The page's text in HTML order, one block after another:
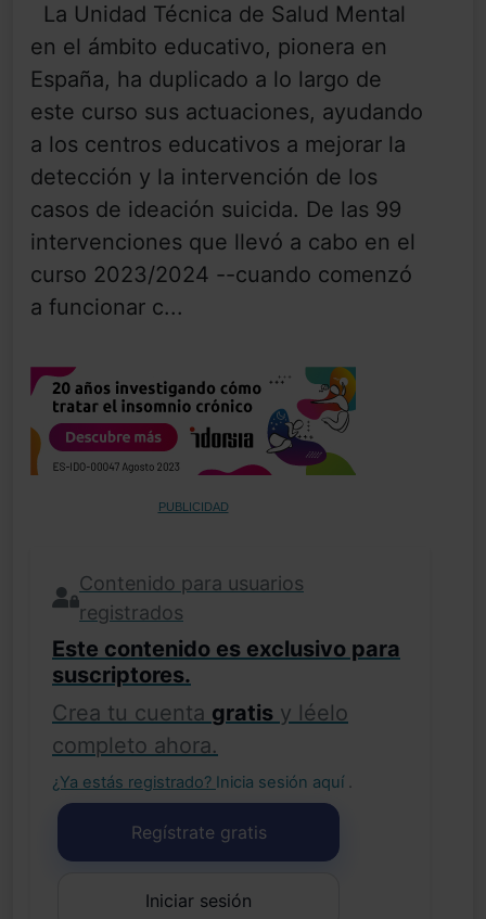
La Unidad Técnica de Salud Mental
en el ámbito educativo, pionera en
España, ha duplicado a lo largo de
este curso sus actuaciones, ayudando
a los centros educativos a mejorar la
detección y la intervención de los
casos de ideación suicida. De las 99
intervenciones que llevó a cabo en el
curso 2023/2024 --cuando comenzó
a funcionar c...
PUBLICIDAD
Contenido para usuarios
registrados
Este contenido es exclusivo para
suscriptores.
Crea tu cuenta gratis y léelo
completo ahora.
¿Ya estás registrado? Inicia sesión aquí .
Regístrate gratis
Iniciar sesión